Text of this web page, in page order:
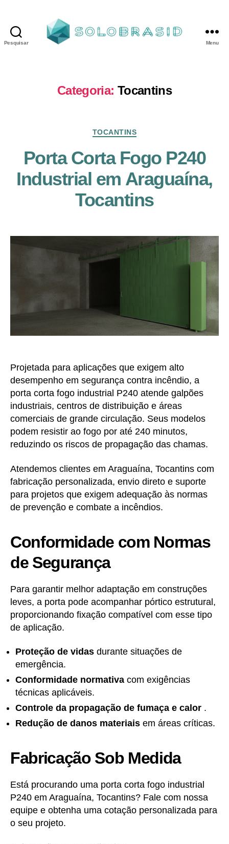
Pesquisar
P240
industrial
Menu
Categoria: Tocantins
Categorias
TOCANTINS
Porta Corta Fogo P240
Industrial em Araguaína,
Tocantins
Projetada para aplicações que exigem alto
desempenho em segurança contra incêndio, a
porta corta fogo industrial P240 atende galpões
industriais, centros de distribuição e áreas
comerciais de grande circulação. Seus modelos
podem resistir ao fogo por até 240 minutos,
reduzindo os riscos de propagação das chamas.
Atendemos clientes em Araguaína, Tocantins com
fabricação personalizada, envio direto e suporte
para projetos que exigem adequação às normas
de prevenção e combate a incêndios.
Conformidade com Normas
de Segurança
Para garantir melhor adaptação em construções
leves, a porta pode acompanhar pórtico estrutural,
proporcionando fixação compatível com esse tipo
de aplicação.
Proteção de vidas durante situações de
emergência.
Conformidade normativa com exigências
técnicas aplicáveis.
Controle da propagação de fumaça e calor .
Redução de danos materiais em áreas críticas.
Fabricação Sob Medida
Está procurando uma porta corta fogo industrial
P240 em Araguaína, Tocantins? Fale com nossa
equipe e obtenha uma cotação personalizada para
o seu projeto.